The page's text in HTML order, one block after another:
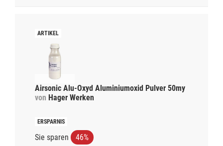
Airsonic Alu-Oxyd Aluminiumoxid Pulver 50my
von Hager Werken
Sie sparen 46%